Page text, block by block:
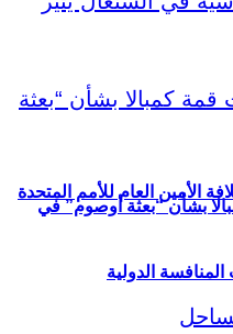
الأمين العام للأمم المتحدة
الدولية
بشأن “بعثة أوصوم” في